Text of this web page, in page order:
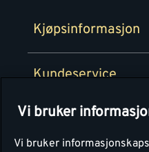
Kjøpsinformasjon
Kundeservice
Montér
Personvern
Vi bruker
Vi bruker